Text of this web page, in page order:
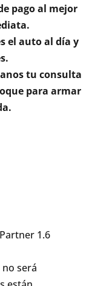
pago al mejor
el auto al día y
tu consulta
para armar
1.6
será